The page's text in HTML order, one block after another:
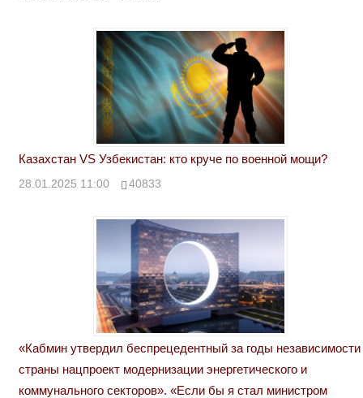
Казахстан VS Узбекистан: кто круче по военной мощи?
28.01.2025 11:00 40833
«Кабмин утвердил беспрецедентный за годы независимости
страны нацпроект модернизации энергетического и
коммунального секторов». «Если бы я стал министром